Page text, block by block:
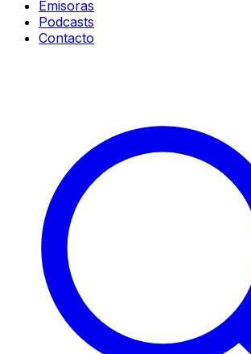
Emisoras
Podcasts
Contacto